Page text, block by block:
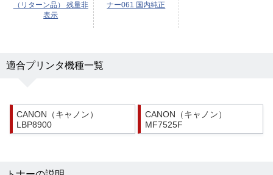
（リターン品） 残量非
表示
ナー061 国内純正
適合プリンタ機種一覧
CANON（キャノン）
LBP8900
CANON（キャノン）
MF7525F